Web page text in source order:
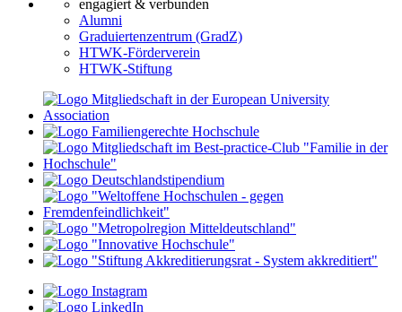
engagiert & verbunden
Alumni
Graduiertenzentrum (GradZ)
HTWK-Förderverein
HTWK-Stiftung